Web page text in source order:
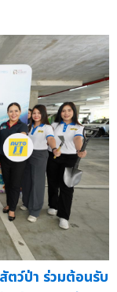
ตว์ป่า ร่วมต้อนรับ